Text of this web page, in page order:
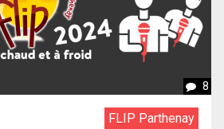
8
FLIP Parthenay